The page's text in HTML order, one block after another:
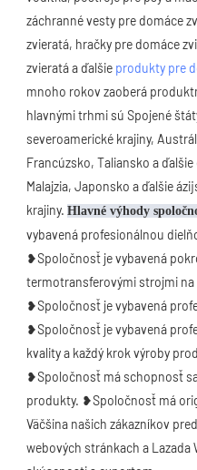
záchranné vesty pre domáce
zvieratá, hračky pre domáce
zvieratá a ďalšie produkty pre
mnoho rokov zaoberá
hlavnými trhmi sú Spojené
severoamerické krajiny,
Francúzsko, Taliansko a
Malajzia, Japonsko a ďalšie
krajiny. Hlavné výhody
vybavená profesionálnou
❥Spoločnosť je vybavená
termotransferovými strojmi
❥Spoločnosť je vybavená
❥Spoločnosť je vybavená
kvality a každý krok výroby
❥Spoločnosť má schopnosť
produkty. ❥Spoločnosť má
Väčšina našich zákazníkov
webových stránkach a Lazada